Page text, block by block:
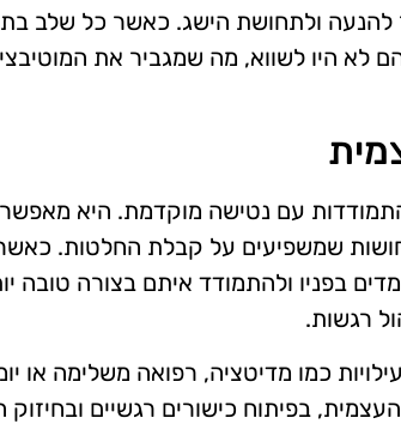
להנעה ולתחושת הישג. כאשר כל שלב
לא היו לשווא, מה שמגביר את
עם נטישה מוקדמת. היא
שמשפיעים על קבלת החלטות.
בפניו ולהתמודד איתם בצורה טובה
רגשות.
כמו מדיטציה, רפואה משלימה או
בפיתוח כישורים רגשיים